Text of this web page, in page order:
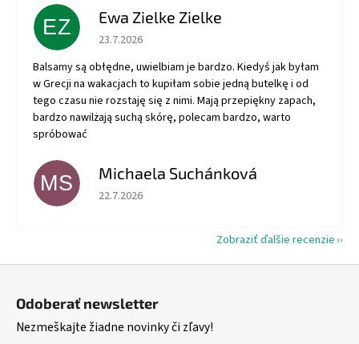
EZ Ewa Zielke Zielke
Hodnotenie obchodu je 5 z 5 hviezdičiek.
23.7.2026
Balsamy są obłędne, uwielbiam je bardzo. Kiedyś jak byłam
w Grecji na wakacjach to kupiłam sobie jedną butelkę i od
tego czasu nie rozstaję się z nimi. Mają przepiękny zapach,
bardzo nawilżają suchą skórę, polecam bardzo, warto
spróbować
MS Michaela Suchánková
Hodnotenie obchodu je 5 z 5 hviezdičiek.
22.7.2026
Zobraziť ďalšie recenzie
Odoberať newsletter
Nezmeškajte žiadne novinky či zľavy!